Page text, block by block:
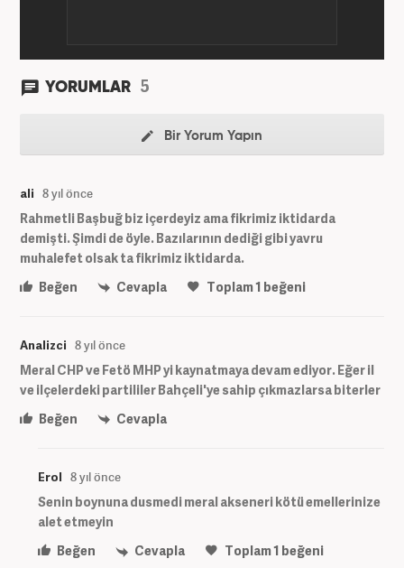
YORUMLAR 5
Bir Yorum Yapın
ali 8 yıl önce
Rahmetli Başbuğ biz içerdeyiz ama fikrimiz iktidarda
demişti. Şimdi de öyle. Bazılarının dediği gibi yavru
muhalefet olsak ta fikrimiz iktidarda.
Beğen
Cevapla Toplam1 beğeni
Analizci 8 yıl önce
Meral CHP ve Fetö MHP yi kaynatmaya devam ediyor. Eğer il
ve ilçelerdeki partililer Bahçeli'ye sahip çıkmazlarsa biterler
Beğen
Cevapla
Erol 8 yıl önce
Senin boynuna dusmedi meral akseneri kötü emellerinize
alet etmeyin
Beğen
Cevapla Toplam1 beğeni